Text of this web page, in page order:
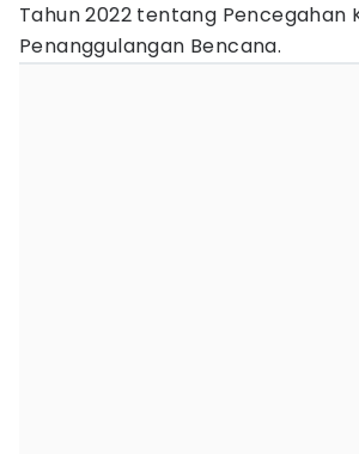
Tahun 2022 tentang Pencegahan
Penanggulangan Bencana.